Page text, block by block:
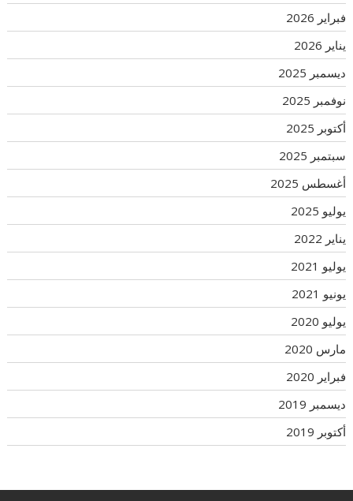
فبراير 2026
يناير 2026
ديسمبر 2025
نوفمبر 2025
أكتوبر 2025
سبتمبر 2025
أغسطس 2025
يوليو 2025
يناير 2022
يوليو 2021
يونيو 2021
يوليو 2020
مارس 2020
فبراير 2020
ديسمبر 2019
أكتوبر 2019